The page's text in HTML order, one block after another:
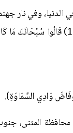
وفي نار
مِنْ دُونِ اللَّهِ فَيَقُولُ أَأَنْتُمْ أَضْلَلْتُمْ
وَادِي السَّمَاوَةِ).
المثنى،